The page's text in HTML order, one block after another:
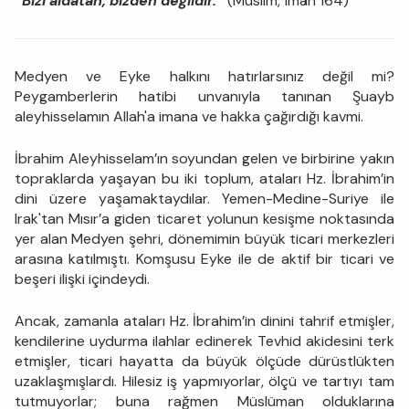
Medyen ve Eyke halkını hatırlarsınız değil mi?
Peygamberlerin hatibi unvanıyla tanınan Şuayb
aleyhisselamın Allah'a imana ve hakka çağırdığı kavmi.
İbrahim Aleyhisselam’ın soyundan gelen ve birbirine yakın
topraklarda yaşayan bu iki toplum, ataları Hz. İbrahim’in
dini üzere yaşamaktaydılar. Yemen-Medine-Suriye ile
Irak'tan Mısır’a giden ticaret yolunun kesişme noktasında
yer alan Medyen şehri, dönemimin büyük ticari merkezleri
arasına katılmıştı. Komşusu Eyke ile de aktif bir ticari ve
beşeri ilişki içindeydi.
Ancak, zamanla ataları Hz. İbrahim’in dinini tahrif etmişler,
kendilerine uydurma ilahlar edinerek Tevhid akidesini terk
etmişler, ticari hayatta da büyük ölçüde dürüstlükten
uzaklaşmışlardı. Hilesiz iş yapmıyorlar, ölçü ve tartıyı tam
tutmuyorlar; buna rağmen Müslüman olduklarına